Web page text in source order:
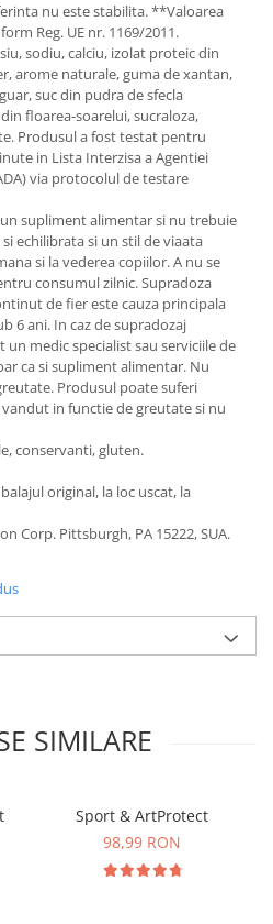
nu este stabilita. **Valoarea
Reg. UE nr. 1169/2011.
sodiu, calciu, izolat proteic din
arome naturale, guma de xantan,
suc din pudra de sfecla
floarea-soarelui, sucraloza,
Produsul a fost testat pentru
in Lista Interzisa a Agentiei
via protocolul de testare
supliment alimentar si nu trebuie
echilibrata si un stil de viaata
si la vederea copiilor. A nu se
consumul zilnic. Supradoza
de fier este cauza principala
6 ani. In caz de supradozaj
medic specialist sau serviciile de
ca si supliment alimentar. Nu
Produsul poate suferi
in functie de greutate si nu
conservanti, gluten.
original, la loc uscat, la
Corp. Pittsburgh, PA 15222, SUA.
SIMILARE
Sport & ArtProtect
98,99 RON